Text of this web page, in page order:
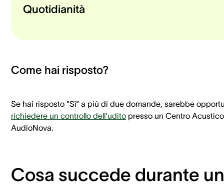
Quotidianità
Come hai risposto?
Se hai risposto "Sì" a più di due domande, sarebbe
richiedere un controllo dell'udito presso un Centro Acustico
AudioNova.
Cosa succede durante un